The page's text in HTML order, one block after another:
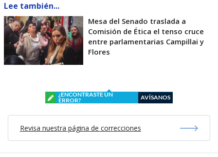
Lee también...
Mesa del Senado traslada a
Comisión de Ética el tenso cruce
entre parlamentarias Campillai y
Flores
¿ENCONTRASTE UN
ERROR?
AVÍSANOS
Revisa nuestra página de correcciones